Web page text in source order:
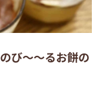
のび～～るお餅の